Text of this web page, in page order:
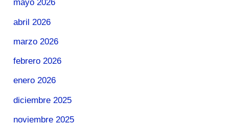
mayo 2026
abril 2026
marzo 2026
febrero 2026
enero 2026
diciembre 2025
noviembre 2025